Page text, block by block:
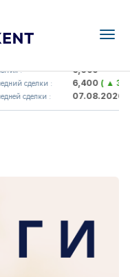
AJ)
: 6,099
сделки : 6,400( ▲
сделки : 07.08.2026